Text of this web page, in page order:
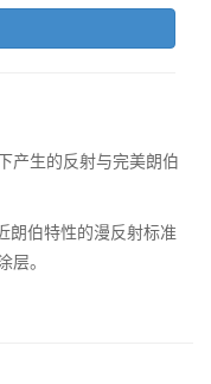
产生的反射与完美朗伯
朗伯特性的漫反射标准
层。